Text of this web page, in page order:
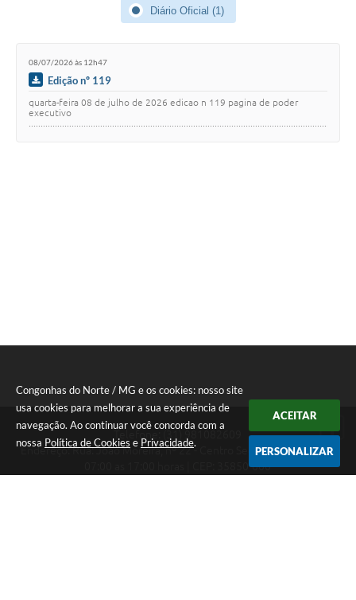
Congonhas do Norte / MG e os cookies: nosso site
usa cookies para melhorar a sua experiência de
navegação. Ao continuar você concorda com a
nossa Política de Cookies e Privacidade.
ACEITAR
PERSONALIZAR
Diário Oficial (1)
08/07/2026 às 12h47
Edição nº 119
quarta-feira 08 de julho de 2026 edicao n 119 pagina de poder
executivo
Endereço: Rua: João Moreira, nº 22 - Centro Segunda a Sexta das
07:00 as 17:00 horas | CEP: 35850-000